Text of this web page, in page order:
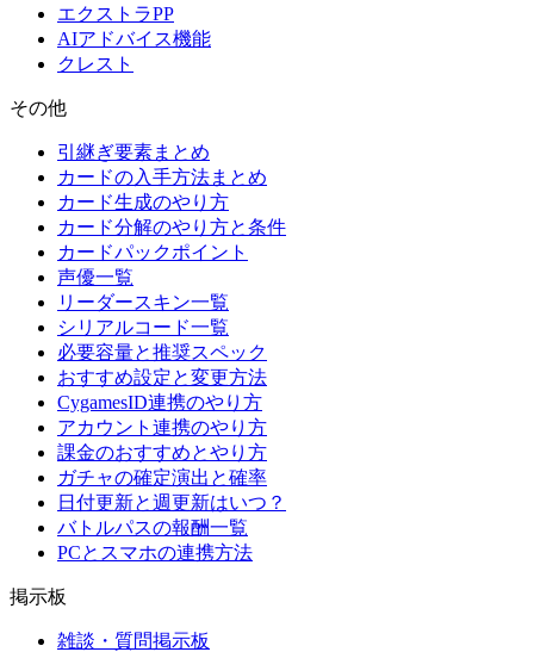
エクストラPP
AIアドバイス機能
クレスト
その他
引継ぎ要素まとめ
カードの入手方法まとめ
カード生成のやり方
カード分解のやり方と条件
カードパックポイント
声優一覧
リーダースキン一覧
シリアルコード一覧
必要容量と推奨スペック
おすすめ設定と変更方法
CygamesID連携のやり方
アカウント連携のやり方
課金のおすすめとやり方
ガチャの確定演出と確率
日付更新と週更新はいつ？
バトルパスの報酬一覧
PCとスマホの連携方法
掲示板
雑談・質問掲示板